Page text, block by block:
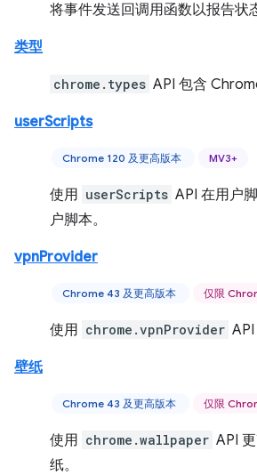
将事件发送回调用函数以报告状
类型
chrome.types API 包含
userScripts
Chrome 120 及更高版本 MV3+
使用 userScripts API 在用户
户脚本。
vpnProvider
Chrome 43 及更高版本 仅限
使用 chrome.vpnProvider API
壁纸
Chrome 43 及更高版本 仅限
使用 chrome.wallpaper API
纸。